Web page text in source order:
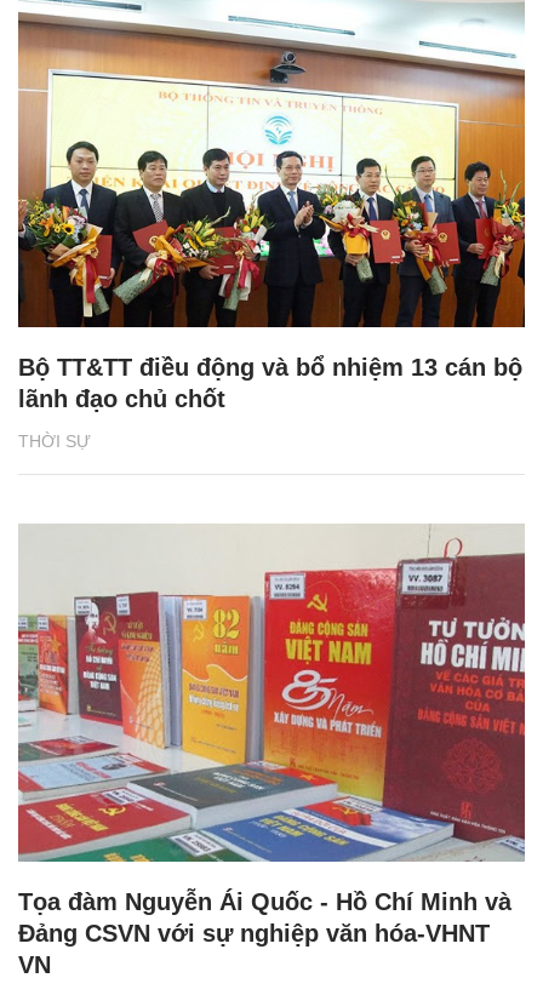
THỜI SỰ
Bộ TT&TT điều động và bổ nhiệm 13 cán bộ
lãnh đạo chủ chốt
Tọa đàm Nguyễn Ái Quốc - Hồ Chí Minh và
Đảng CSVN với sự nghiệp văn hóa-VHNT
VN